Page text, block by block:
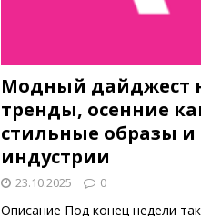
Модный дайджест
тренды, осенние
стильные образы и
индустрии
23.10.2025 0
Описание Под конец недели